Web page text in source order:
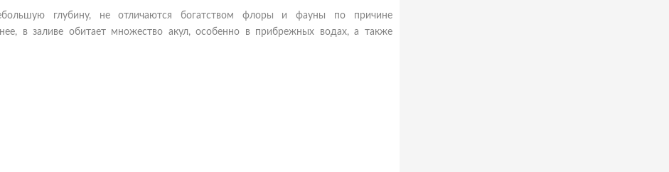
глубину, не отличаются богатством флоры и фауны по причине
в заливе обитает множество акул, особенно в прибрежных водах, а также